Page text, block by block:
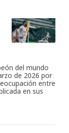
del mundo
de 2026 por
entre
en sus